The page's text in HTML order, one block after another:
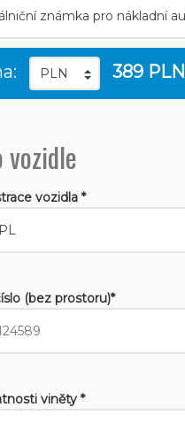
389 PLN
vozidle
vozidla *
(bez prostoru)*
viněty *